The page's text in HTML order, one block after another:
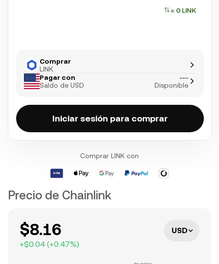
≈ 0 LINK
Comprar
LINK
Pagar con
Saldo de USD
---
Disponible
Iniciar sesión para comprar
Comprar LINK con
Precio de Chainlink
$8.16
+$0.04 (+0.47%)
USD